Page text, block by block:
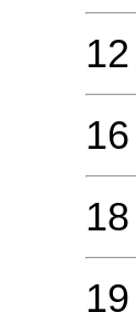
12
16
18
19